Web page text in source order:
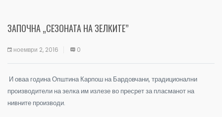
ЗАПОЧНА „СЕЗОНАТА НА ЗЕЛКИТЕ”
ноември 2, 2016 0
И оваа година Општина Карпош на Бардовчани, традиционални
производители на зелка им излезе во пресрет за пласманот на
нивните производи.